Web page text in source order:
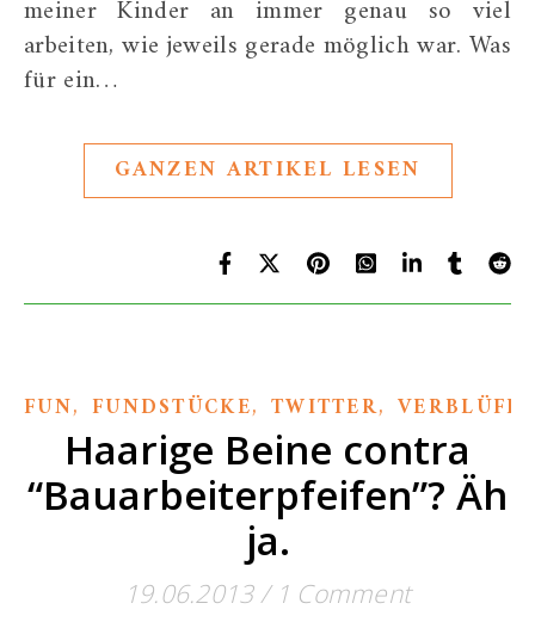
meiner Kinder an immer genau so viel
arbeiten, wie jeweils gerade möglich war. Was
für ein…
GANZEN ARTIKEL LESEN
FUN, FUNDSTÜCKE, TWITTER,
Haarige Beine contra
“Bauarbeiterpfeifen”? Äh
ja.
19.06.2013/ 1 Comment